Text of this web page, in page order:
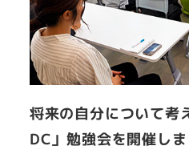
将来の自分について
DC」勉強会を開催しま